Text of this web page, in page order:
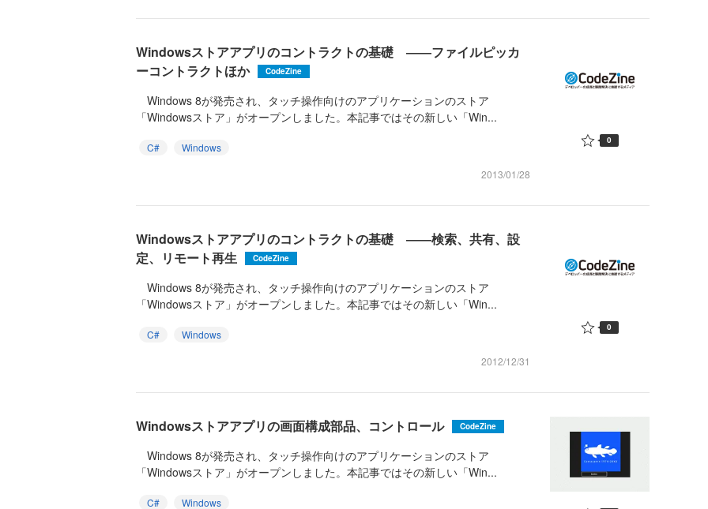
Windowsストアアプリのコントラクトの基礎 ――ファイルピッカ
ーコントラクトほか
CodeZine
Windows 8が発売され、タッチ操作向けのアプリケーションのストア
「Windowsストア」がオープンしました。本記事ではその新しい「Win...
C#
Windows
2013/01/28
0
Windowsストアアプリのコントラクトの基礎 ――検索、共有、設
定、リモート再生
CodeZine
Windows 8が発売され、タッチ操作向けのアプリケーションのストア
「Windowsストア」がオープンしました。本記事ではその新しい「Win...
C#
Windows
2012/12/31
0
Windowsストアアプリの画面構成部品、コントロール CodeZine
Windows 8が発売され、タッチ操作向けのアプリケーションのストア
「Windowsストア」がオープンしました。本記事ではその新しい「Win...
C# Windows